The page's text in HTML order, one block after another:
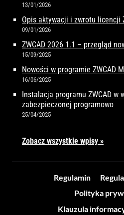
13/01/2026
Opis aktywacji i zwrotu licencji
09/01/2026
ZWCAD 2026 1.1 – przegląd
15/09/2025
Nowości w programie ZWCAD
16/06/2025
Instalacja programu ZWCAD w
zabezpieczonej programowo
25/04/2025
Zobacz wszystkie wpisy »
Regulamin
Polityka
Klauzula